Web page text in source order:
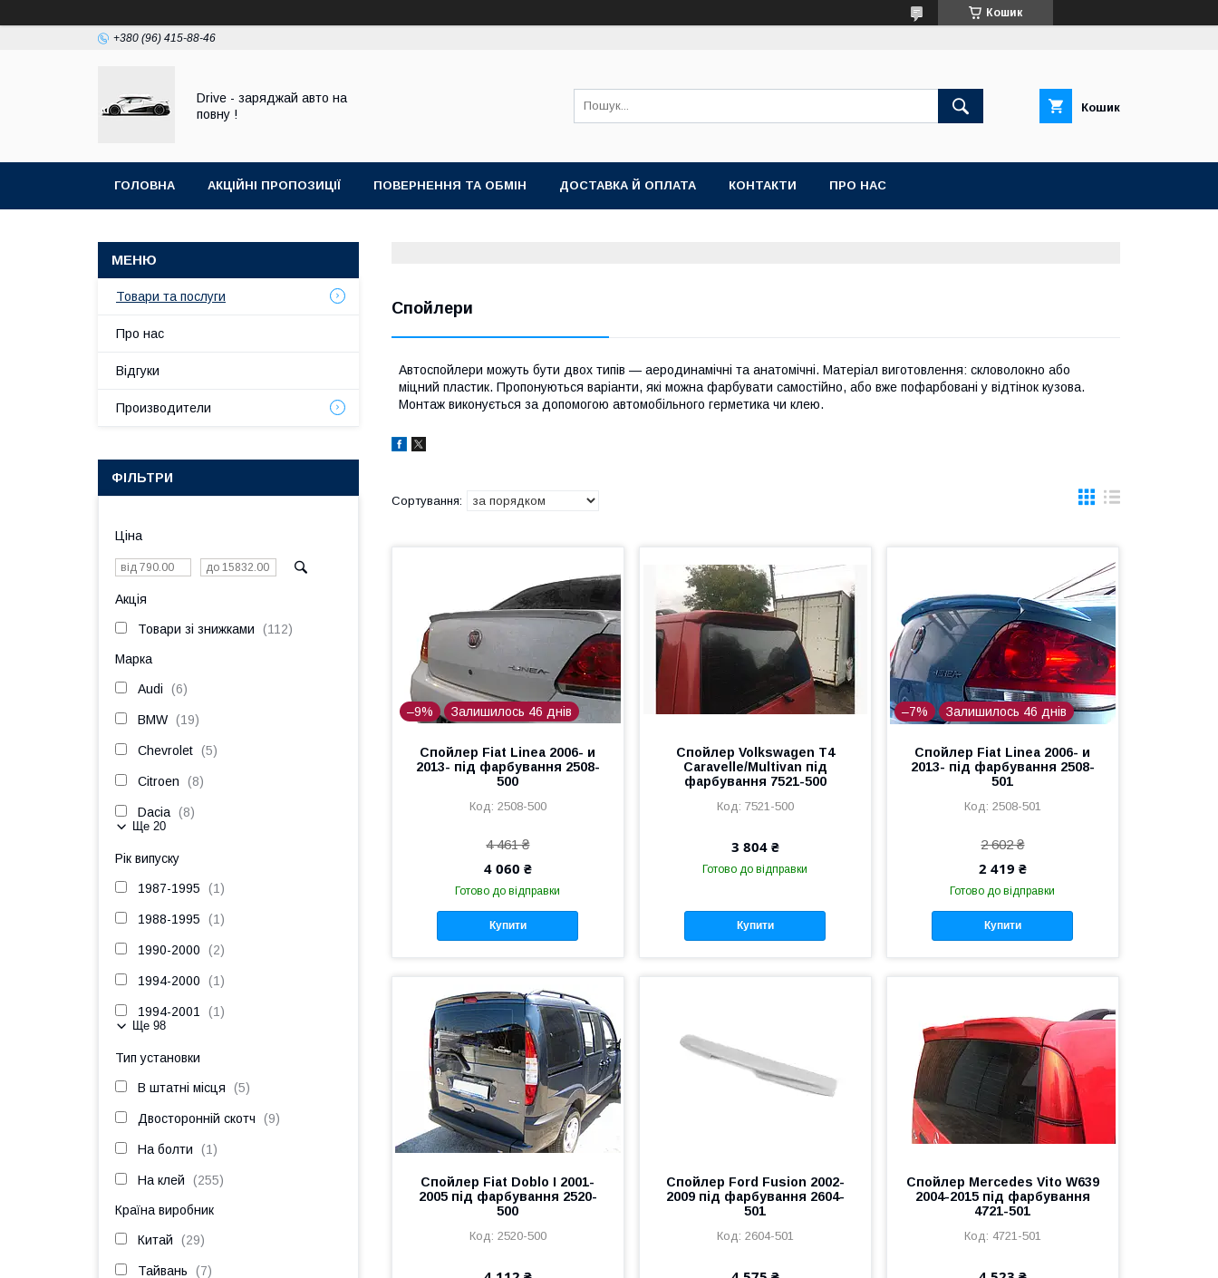
Кошик
+380 (96) 415-88-46
Drive - заряджай авто на
повну !
Кошик
ГОЛОВНА АКЦІЙНІ ПРОПОЗИЦІЇ ПОВЕРНЕННЯ ТА ОБМІН ДОСТАВКА Й ОПЛАТА КОНТАКТИ ПРО НАС
Спойлери
Автоспойлери можуть бути двох типів — аеродинамічні та анатомічні. Матеріал виготовлення: скловолокно або
міцний пластик. Пропонуються варіанти, які можна фарбувати самостійно, або вже пофарбовані у відтінок кузова.
Монтаж виконується за допомогою автомобільного герметика чи клею.
–9% Залишилось 46 днів
Спойлер Fiat Linea 2006- и
2013- під фарбування 2508-
500
2508-500
4 461 ₴
4 060 ₴
Готово до відправки
Купити
Спойлер Volkswagen T4
Caravelle/Multivan під
фарбування 7521-500
7521-500
3 804 ₴
Готово до відправки
Купити
–7% Залишилось 46 днів
Спойлер Fiat Linea 2006- и
2013- під фарбування 2508-
501
2508-501
2 602 ₴
2 419 ₴
Готово до відправки
Купити
Спойлер Fiat Doblo I 2001-
2005 під фарбування 2520-
500
2520-500
Спойлер Ford Fusion 2002-
2009 під фарбування 2604-
501
2604-501
Спойлер Mercedes Vito W639
2004-2015 під фарбування
4721-501
4721-501
Товари та послуги
Про нас
Відгуки
Производители
ФІЛЬТРИ
Ціна
Акція
Товари зі знижками 112
Марка
Audi 6
BMW 19
Chevrolet 5
Citroen 8
Dacia 8
Ще 20
Рік випуску
1987-1995 1
1988-1995 1
1990-2000 2
1994-2000 1
1994-2001 1
Ще 98
Тип установки
В штатні місця 5
Двосторонній скотч 9
На болти 1
На клей 255
Країна виробник
Китай 29
Тайвань 7